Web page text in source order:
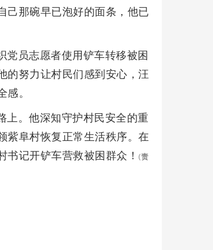
己那碗早已泡好的面条，他已
党员志愿者使用铲车转移被困
的努力让村民们感到安心，汪
。
上。他深知守护村民安全的重
紫阜村恢复正常生活秩序。在
记开铲车营救被困群众！ (责